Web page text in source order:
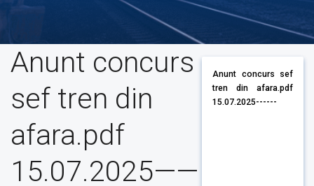
Anunt concurs
sef tren din
afara.pdf
15.07.2025——
Anunt concurs sef
tren din afara.pdf
15.07.2025------